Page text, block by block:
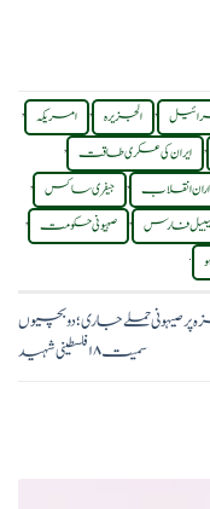
, الجزیرہ , امریکہ ,
, ایران کی عسکری طاقت ,
انقلاب , جیفری ساکس ,
فارس , صہیونی حکومت ,
.
پر صیہونی حملے جاری؛ دو بچیوں
سمیت ۱۸ فلسطینی شہید